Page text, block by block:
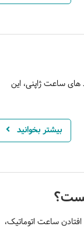
های ساعت ژاپنی، این
بیشتر بخوانید
ساعت اتوماتیک،